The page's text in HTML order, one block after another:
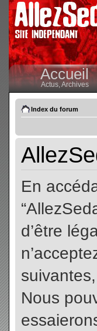
Accueil
Actus,Archives
Index du forum
En
d’être
Nous